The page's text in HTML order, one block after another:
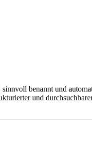
benannt und
und